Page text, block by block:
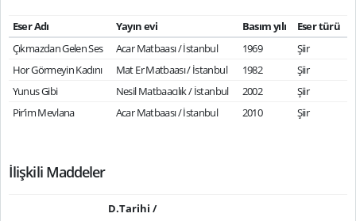
Eser Adı Yayın evi Basım yılı
Eser türü
Çıkmazdan Gelen Ses
Acar Matbaası / İstanbul 1969
Şiir
Hor Görmeyin Kadını
Mat Er Matbaası / İstanbul 1982
Şiir
Yunus Gibi
Nesil Matbaacılık / İstanbul 2002
Şiir
Pir’im Mevlana
Acar Matbaası / İstanbul 2010 Şiir
İlişkili Maddeler
D.Tarihi /